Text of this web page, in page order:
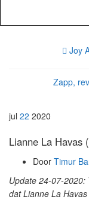
Joy
Zapp,
jul 22 2020
Lianne La Havas
Door Timur
Update 24-07-
dat Lianne La